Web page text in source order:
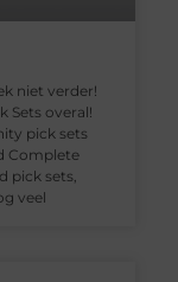
niet verder!
Sets overal!
pick sets
Complete
pick sets,
veel